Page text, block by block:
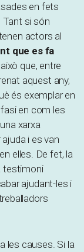
en fets
Tant si són
actors al
que es fa
que, entre
aquest any,
és exemplar en
en com les
xarxa
i es van
elles. De fet, la
testimoni
ajudant-les i
les causes. Si la